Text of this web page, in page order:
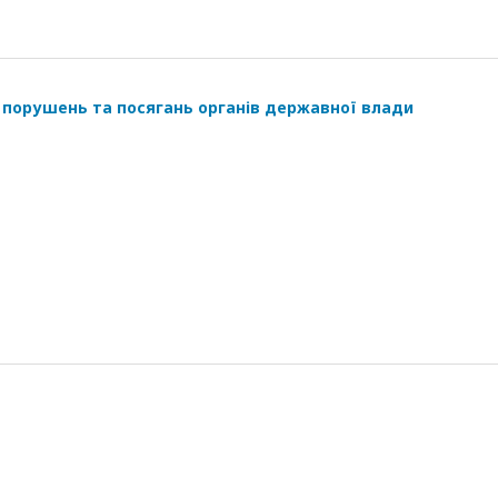
та посягань органів державної влади